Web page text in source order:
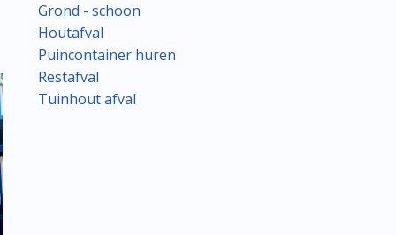
Grond - schoon
Houtafval
Puincontainer huren
Restafval
Tuinhout afval